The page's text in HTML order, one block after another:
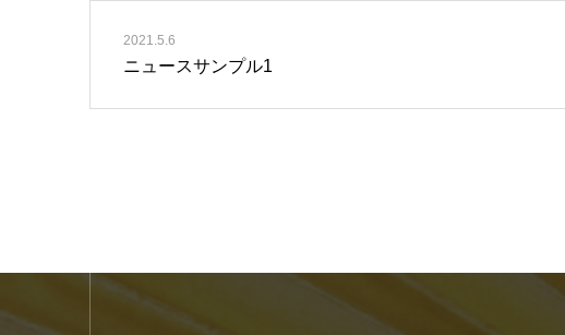
2021.5.6
ニュースサンプル1